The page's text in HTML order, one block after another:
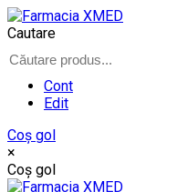
Cautare
Cont
Edit
Coş gol
×
Coş gol